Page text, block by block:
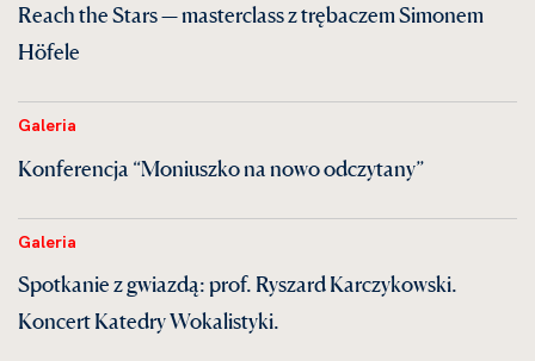
Reach the Stars — masterclass z trębaczem Simonem
Höfele
Galeria
Konferencja “Moniuszko na nowo odczytany”
Galeria
Spotkanie z gwiazdą: prof. Ryszard Karczykowski.
Koncert Katedry Wokalistyki.